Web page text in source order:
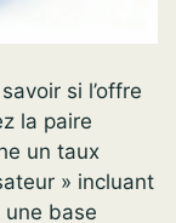
si l’offre
la paire
un taux
» incluant
une base